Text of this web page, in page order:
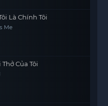
Là Chính Tôi
Me
Của Tôi